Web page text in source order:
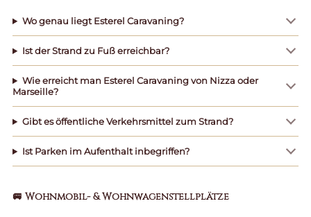
Wo genau liegt Esterel Caravaning?
Ist der Strand zu Fuß erreichbar?
Wie erreicht man Esterel Caravaning von Nizza oder
Marseille?
Gibt es öffentliche Verkehrsmittel zum Strand?
Ist Parken im Aufenthalt inbegriffen?
🚐 Wohnmobil- & Wohnwagenstellplätze